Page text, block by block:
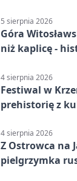
5 sierpnia 2026
Góra
niż kaplicę -
4 sierpnia 2026
Festiwal w
prehistorię z
4 sierpnia 2026
Z Ostrowca na
pielgrzymka